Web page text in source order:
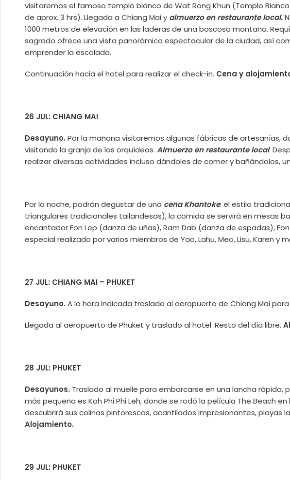
visitaremos el famoso templo blanco de Wat Rong Khun (Templo
de aprox. 3 hrs). Llegada a Chiang Mai y almuerzo en restaurante local.
1000 metros de elevación en las laderas de una boscosa montaña.
sagrado ofrece una vista panorámica espectacular de la ciudad, así
emprender la escalada.
Continuación hacia el hotel para realizar el check-in. Cena y
26 JUL: CHIANG MAI
Desayuno. Por la mañana visitaremos algunas fábricas de artesanías,
visitando la granja de las orquídeas. Almuerzo en restaurante local.
realizar diversas actividades incluso dándoles de comer y bañándolos,
Por la noche, podrán degustar de una cena Khantoke: el estilo
triangulares tradicionales tailandesas), la comida se servirá en mesas
encantador Fon Lep (danza de uñas), Ram Dab (danza de espadas),
especial realizado por varios miembros de Yao, Lahu, Meo, Lisu, Karen y
27 JUL: CHIANG MAI – PHUKET
Desayuno. A la hora indicada traslado al aeropuerto de Chiang Mai
Llegada al aeropuerto de Phuket y traslado al hotel. Resto del día libre.
28 JUL: PHUKET
Desayunos. Traslado al muelle para embarcarse en una lancha rápida,
más pequeña es Koh Phi Phi Leh, donde se rodó la película The Beach
descubrirá sus colinas pintorescas, acantilados impresionantes, playas
Alojamiento.
29 JUL: PHUKET